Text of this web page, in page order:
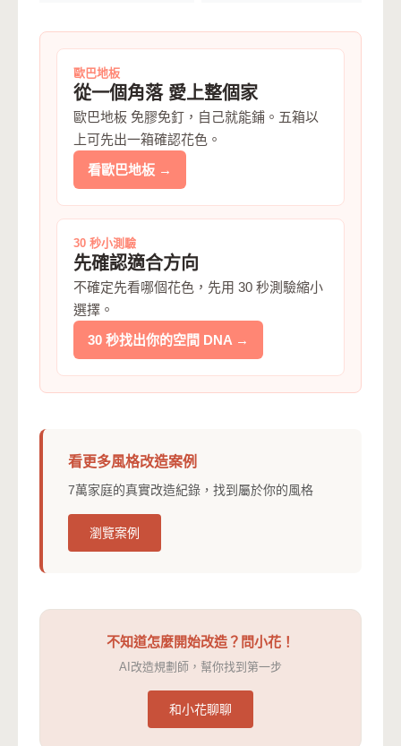
歐巴地板
從一個角落 愛上整個家
歐巴地板 免膠免釘，自己就能鋪。五箱以
上可先出一箱確認花色。
看歐巴地板 →
30 秒小測驗
先確認適合方向
不確定先看哪個花色，先用 30 秒測驗縮小
選擇。
30 秒找出你的空間 DNA →
看更多風格改造案例
7萬家庭的真實改造紀錄，找到屬於你的風格
瀏覽案例
不知道怎麼開始改造？問小花！
AI改造規劃師，幫你找到第一步
和小花聊聊